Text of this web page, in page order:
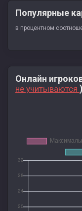
Популярные
в процентном
Онлайн
не учитываются )